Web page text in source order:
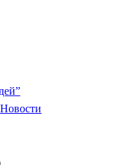
Новости